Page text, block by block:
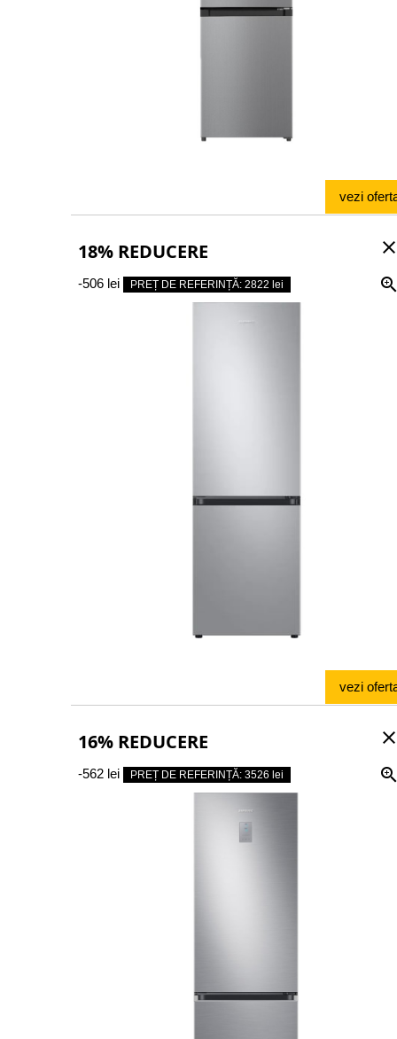
vezi
close
18% REDUCERE

-506 lei PREȚ DE REFERINȚĂ: 2822 lei
vezi
close
16% REDUCERE

-562 lei PREȚ DE REFERINȚĂ: 3526 lei